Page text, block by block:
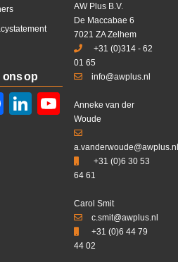
ons op
Facebook
LinkedIn
YouTube
AW Plus B.V.
De Maccabae 6
7021 ZA Zelhem
+31 (0)314 - 62
01 65
info@awplus.nl
Anneke van der
Woude
+31 (0)6 30 53
64 61
Carol Smit
c.smit@awplus.nl
+31 (0)6 44 79
44 02